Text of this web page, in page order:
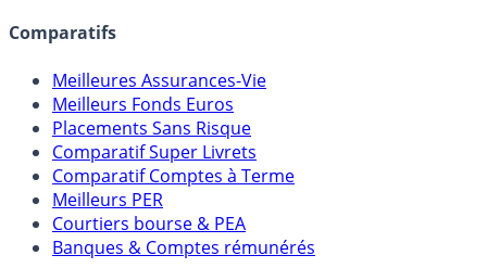
Comparatifs
Meilleures Assurances-Vie
Meilleurs Fonds Euros
Placements Sans Risque
Comparatif Super Livrets
Comparatif Comptes à Terme
Meilleurs PER
Courtiers bourse & PEA
Banques & Comptes rémunérés